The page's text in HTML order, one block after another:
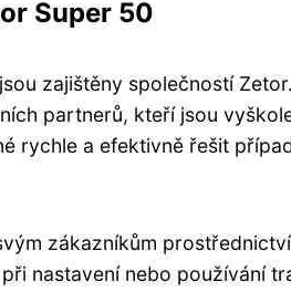
Super 50
zajištěny společností
partnerů, kteří jsou
rychle a efektivně řešit
zákazníkům
nastavení nebo používání